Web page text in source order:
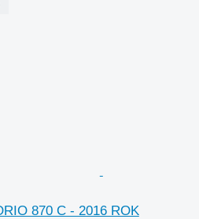
870 C - 2016 ROK